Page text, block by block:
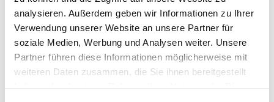
analysieren. Außerdem geben wir Informationen zu Ihrer
Verwendung unserer Website an unsere Partner für
soziale Medien, Werbung und Analysen weiter. Unsere
Partner führen diese Informationen möglicherweise mit
weiteren Daten zusammen, die Sie ihnen bereitgestellt
haben oder die sie im Rahmen Ihrer Nutzung der Dienste
Haben Sie schon ein
Penso-Abo?
Dann können Sie sich einloggen und